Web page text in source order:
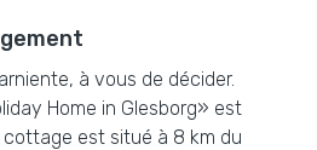
à vous de décider.
Home in Glesborg» est
cottage est situé à 8 km du